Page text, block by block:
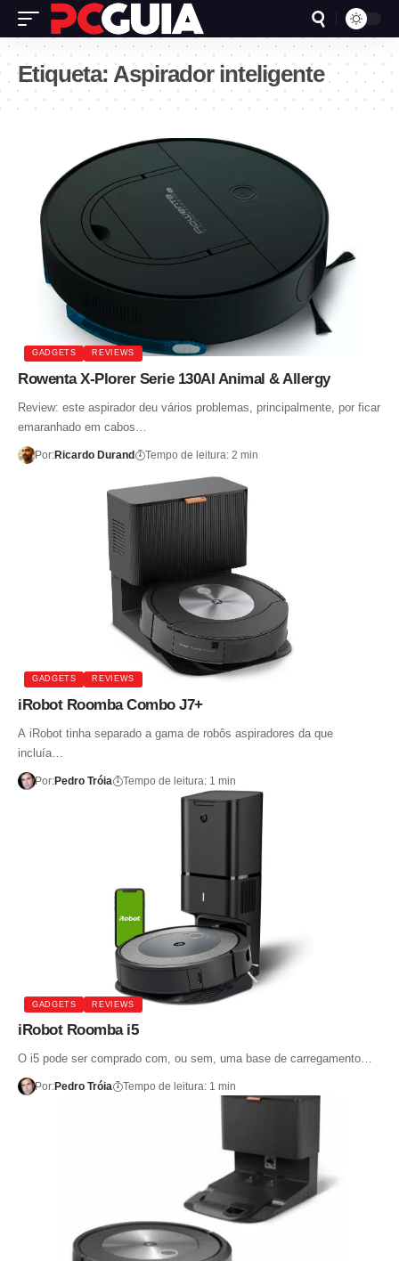
Etiqueta: Aspirador inteligente
GADGETS REVIEWS
Rowenta X-Plorer Serie 130AI Animal & Allergy
Review: este aspirador deu vários problemas, principalmente, por ficar
emaranhado em cabos…
Por:Ricardo Durand Tempo de leitura: 2 min
GADGETS REVIEWS
iRobot Roomba Combo J7+
A iRobot tinha separado a gama de robôs aspiradores da que
incluía…
Por:Pedro Tróia Tempo de leitura: 1 min
GADGETS REVIEWS
iRobot Roomba i5
O i5 pode ser comprado com, ou sem, uma base de carregamento…
Por:Pedro Tróia Tempo de leitura: 1 min